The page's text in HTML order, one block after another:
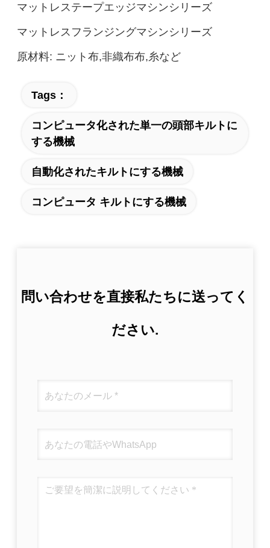
マットレステープエッジマシンシリーズ
マットレスフランジングマシンシリーズ
原材料: ニット布,非織布布,糸など
Tags：
コンピュータ化された単一の頭部キルトに
する機械
自動化されたキルトにする機械
コンピュータ キルトにする機械
問い合わせを直接私たちに送ってく
ださい.